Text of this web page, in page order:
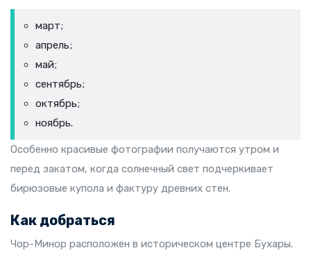
март;
апрель;
май;
сентябрь;
октябрь;
ноябрь.
Особенно красивые фотографии получаются утром и
перед закатом, когда солнечный свет подчеркивает
бирюзовые купола и фактуру древних стен.
Как добраться
Чор-Минор расположен в историческом центре Бухары.